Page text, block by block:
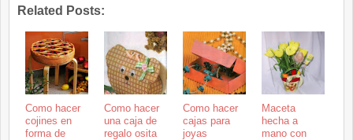
Related Posts:
Como hacer
cojines en
forma de
Como hacer
una caja de
regalo osita
Como hacer
cajas para
joyas
Maceta
hecha a
mano con